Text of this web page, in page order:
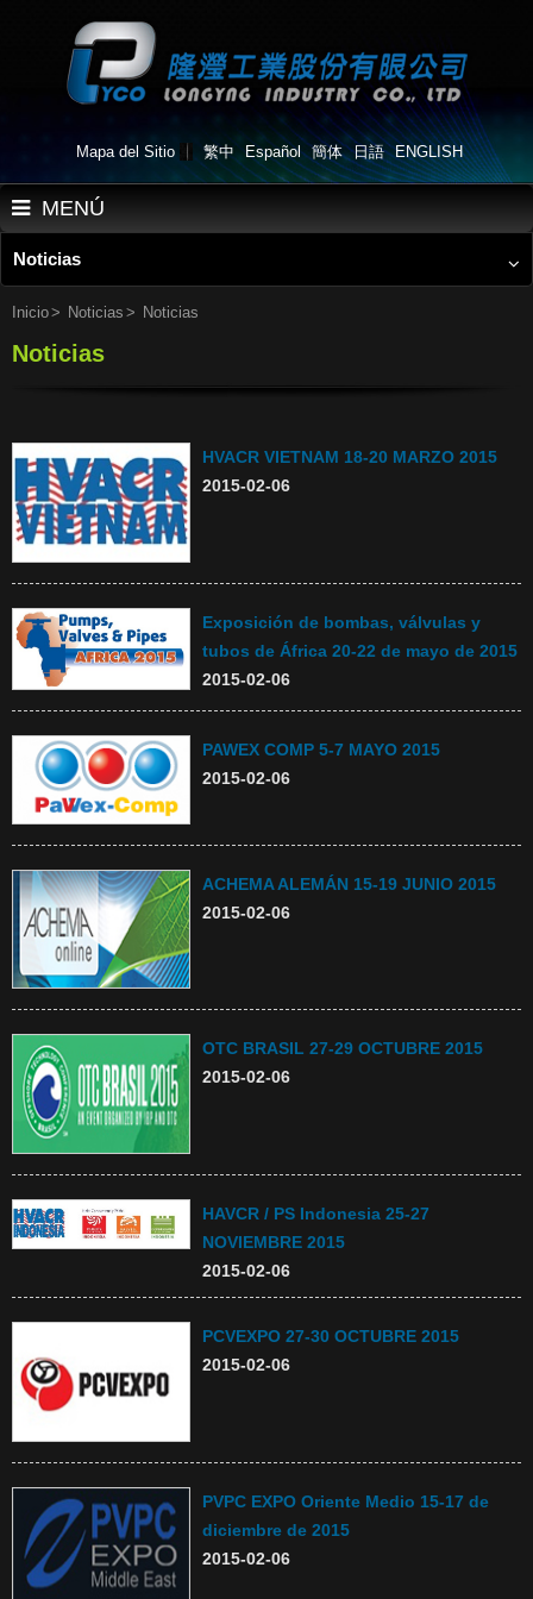
Mapa del Sitio 繁中 Español 簡体 日語 ENGLISH
MENÚ
Inicio
Quiénes somos
Productos
Flujo de Trabajo
Noticias
Descarga
Contáctenos
Noticias
Inicio Noticias Noticias
Noticias
HVACR VIETNAM 18-20 MARZO 2015
2015-02-06
Exposición de bombas, válvulas y
tubos de África 20-22 de mayo de 2015
2015-02-06
PAWEX COMP 5-7 MAYO 2015
2015-02-06
ACHEMA ALEMÁN 15-19 JUNIO 2015
2015-02-06
OTC BRASIL 27-29 OCTUBRE 2015
2015-02-06
HAVCR / PS Indonesia 25-27
NOVIEMBRE 2015
2015-02-06
PCVEXPO 27-30 OCTUBRE 2015
2015-02-06
PVPC EXPO Oriente Medio 15-17 de
diciembre de 2015
2015-02-06